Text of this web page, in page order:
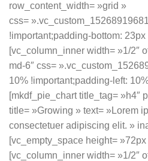
row_content_width= »grid »
css=
!important;padding-bottom: 23px
[vc_column_inner width= »1/2″
md-6″ css=
10% !important;padding-left:
[mkdf_pie_chart title_tag= »h4″
title= »Growing » text= »Lorem
consectetuer adipiscing elit. »
[vc_empty_space height=
[vc_column_inner width= »1/2″